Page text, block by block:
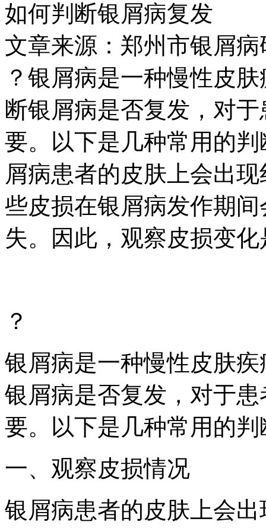
如何判断银屑病复发
文章来源：郑州市银屑病
？银屑病是一种慢性皮
断银屑病是否复发，对
要。以下是几种常用的
屑病患者的皮肤上会出
些皮损在银屑病发作期
失。因此，观察皮损变
？
银屑病是一种慢性皮肤
银屑病是否复发，对于
要。以下是几种常用的
一、观察皮损情况
银屑病患者的皮肤上会